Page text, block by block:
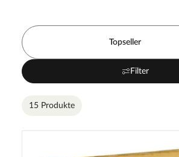
Topseller
Filter
15 Produkte